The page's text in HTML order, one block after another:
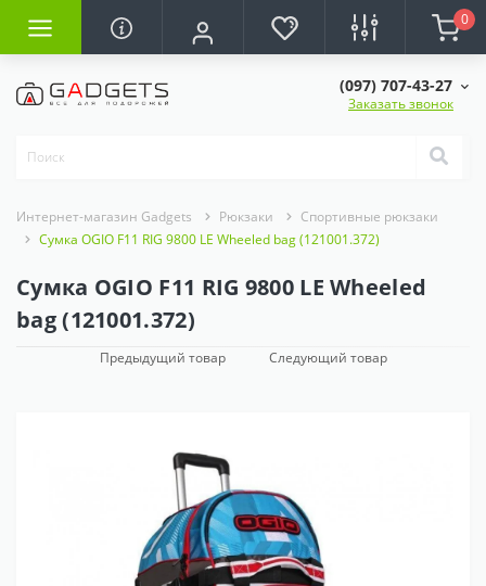
0
(097) 707-43-27
Заказать звонок
Интернет-магазин Gadgets Рюкзаки
Спортивные рюкзаки
Сумка OGIO F11 RIG 9800 LE Wheeled bag (121001.372)
Сумка OGIO F11 RIG 9800 LE Wheeled
bag (121001.372)
Предыдущий товар Следующий товар